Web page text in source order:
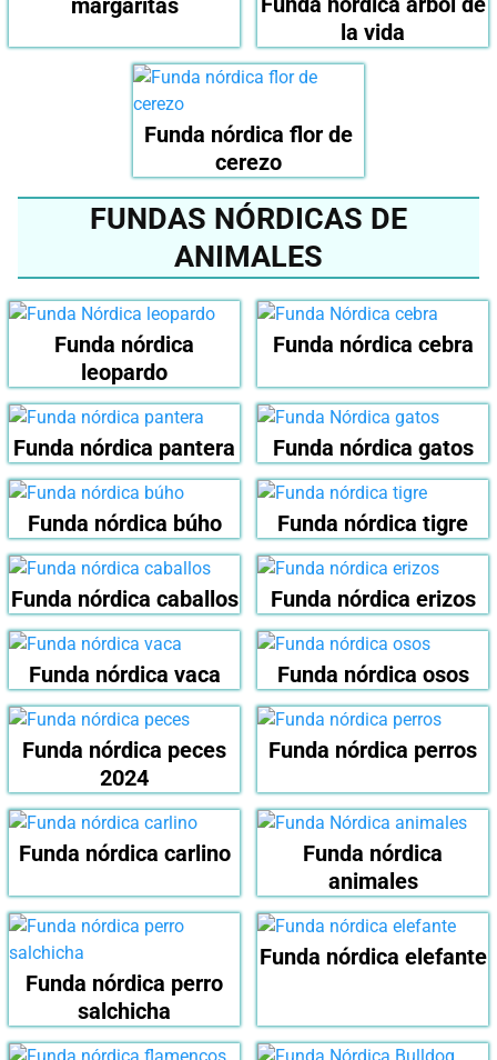
margaritas
la vida
Funda nórdica flor de
cerezo
FUNDAS NÓRDICAS DE
ANIMALES
Funda nórdica
leopardo
Funda nórdica cebra
Funda nórdica pantera Funda nórdica gatos
Funda nórdica búho Funda nórdica tigre
Funda nórdica caballos Funda nórdica erizos
Funda nórdica vaca Funda nórdica osos
Funda nórdica peces
2024
Funda nórdica perros
Funda nórdica carlino
Funda nórdica
animales
Funda nórdica perro
salchicha
Funda nórdica elefante